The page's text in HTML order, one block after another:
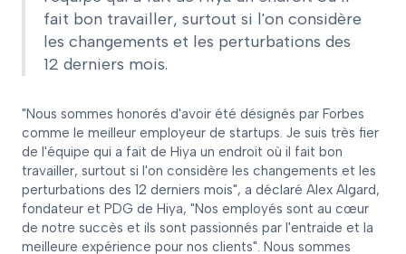
fait bon travailler, surtout si l'on considère
les changements et les perturbations des
12 derniers mois.
"Nous sommes honorés d'avoir été désignés par Forbes
comme le meilleur employeur de startups. Je suis très fier
de l'équipe qui a fait de Hiya un endroit où il fait bon
travailler, surtout si l'on considère les changements et les
perturbations des 12 derniers mois", a déclaré Alex Algard,
fondateur et PDG de Hiya, "Nos employés sont au cœur
de notre succès et ils sont passionnés par l'entraide et la
meilleure expérience pour nos clients". Nous sommes